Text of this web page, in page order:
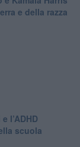
e della razza
l’ADHD
scuola